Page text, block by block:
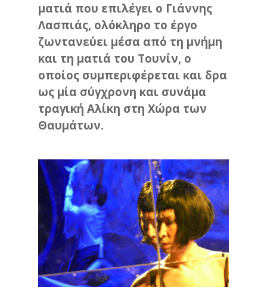
ματιά που επιλέγει ο Γιάννης
Λασπιάς, ολόκληρο το έργο
ζωντανεύει μέσα από τη μνήμη
και τη ματιά του Τουνίν, ο
οποίος συμπεριφέρεται και δρα
ως μία σύγχρονη και συνάμα
τραγική Αλίκη στη Χώρα των
Θαυμάτων.